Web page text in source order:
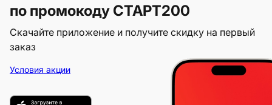
по промокоду СТАРТ200
Скачайте приложение и получите скидку на первый
заказ
Условия акции